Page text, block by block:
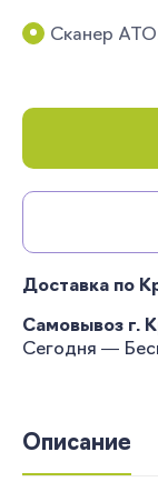
Сканер
Доставка по
Самовывоз г.
Сегодня —
Описание